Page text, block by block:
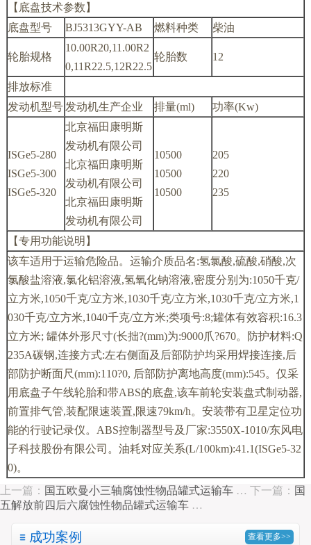
【底盘技术参数】
底盘型号
BJ5313GYY-AB 燃料种类 柴油
轮胎规格
10.00R20,11.00R2
0,11R22.5,12R22.5
轮胎数 12
排放标准
发动机型号 发动机生产企业 排量(ml) 功率(Kw)
ISGe5-280
ISGe5-300
ISGe5-320
北京福田康明斯
发动机有限公司
北京福田康明斯
发动机有限公司
北京福田康明斯
发动机有限公司
10500
10500
10500
205
220
235
【专用功能说明】
该车适用于运输危险品。运输介质品名:氢氯酸,硫酸,硝酸,次
氯酸盐溶液,氯化铝溶液,氢氧化钠溶液,密度分别为:1050千克/
立方米,1050千克/立方米,1030千克/立方米,1030千克/立方米,1
030千克/立方米,1040千克/立方米;类项号:8;罐体有效容积:16.3
立方米; 罐体外形尺寸(长拙?(mm)为:9000爪?670。防护材料:Q
235A碳钢,连接方式:左右侧面及后部防护均采用焊接连接,后
部防护断面尺(mm):110?0, 后部防护离地高度(mm):545。仅采
用底盘子午线轮胎和带ABS的底盘,该车前轮安装盘式制动器,
前置排气管,装配限速装置,限速79km/h。安装带有卫星定位功
能的行驶记录仪。ABS控制器型号及厂家:3550X-1010/东风电
子科技股份有限公司。油耗对应关系(L/100km):41.1(ISGe5-32
0)。
上一篇： 国五欧曼小三轴腐蚀性物品罐式运输车 … 下一篇： 国
五解放前四后六腐蚀性物品罐式运输车 …
成功案例 查看更多>>